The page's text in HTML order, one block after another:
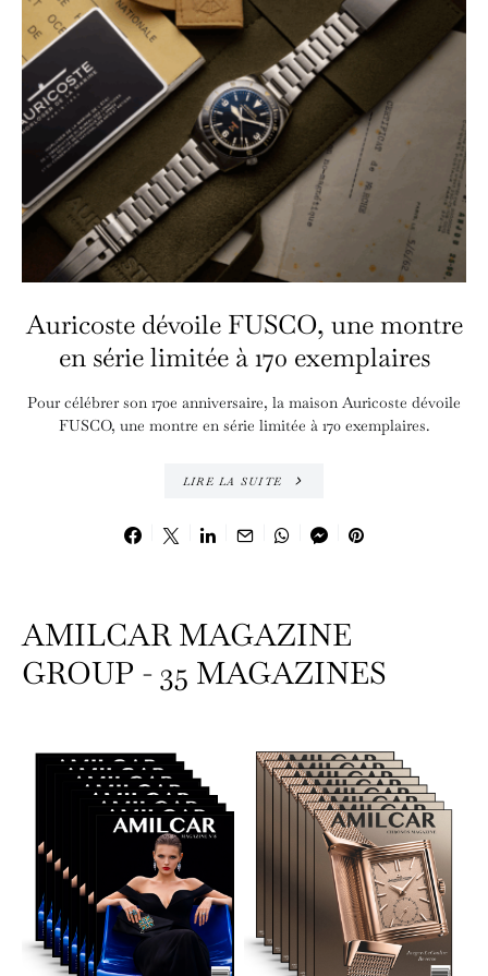
Auricoste dévoile FUSCO, une montre
en série limitée à 170 exemplaires
Pour célébrer son 170e anniversaire, la maison Auricoste dévoile
FUSCO, une montre en série limitée à 170 exemplaires.
LIRE LA SUITE
AMILCAR MAGAZINE
GROUP - 35 MAGAZINES